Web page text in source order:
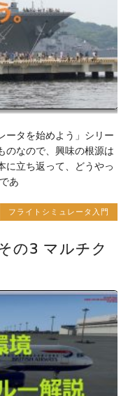
ータを始めよう」シリー
のなので、興味の根源は
に立ち返って、どうやっ
あ
フライトシミュレータ入門
の3 マルチク